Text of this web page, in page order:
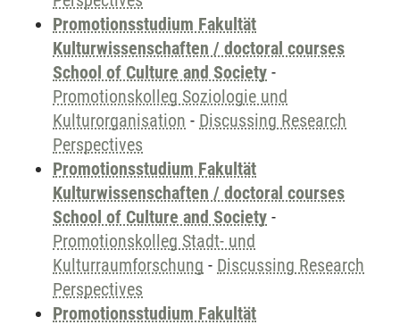
Promotionsstudium Fakultät
Kulturwissenschaften / doctoral courses
School of Culture and Society -
Promotionskolleg Soziologie und
Kulturorganisation - Discussing Research
Perspectives
Promotionsstudium Fakultät
Kulturwissenschaften / doctoral courses
School of Culture and Society -
Promotionskolleg Stadt- und
Kulturraumforschung - Discussing Research
Perspectives
Promotionsstudium Fakultät